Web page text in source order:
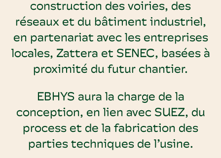
construction des voiries, des
réseaux et du bâtiment industriel,
en partenariat avec les entreprises
locales, Zattera et SENEC, basées à
proximité du futur chantier.
EBHYS aura la charge de la
conception, en lien avec SUEZ, du
process et de la fabrication des
parties techniques de l’usine.